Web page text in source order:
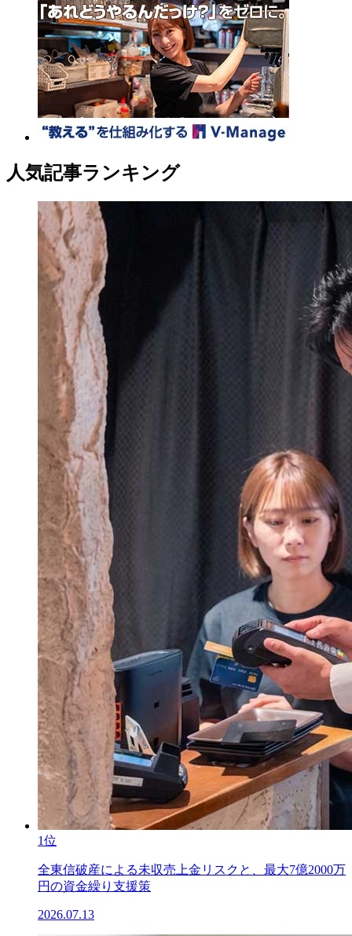
人気記事ランキング
1位
全東信破産による未収売上金リスクと、最大7億2000万
円の資金繰り支援策
2026.07.13